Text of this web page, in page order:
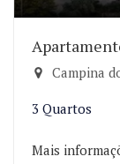
Campina
3 Quartos
Mais